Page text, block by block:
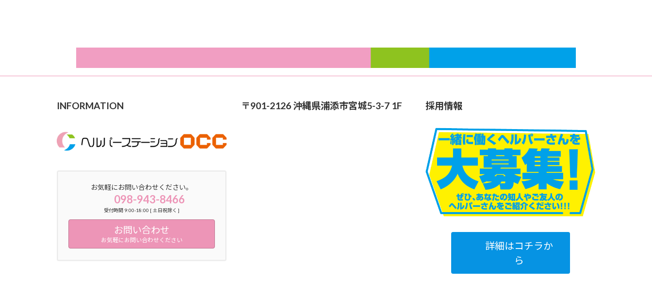
INFORMATION
お気軽にお問い合わせください。
098-943-8466
受付時間 9:00-18:00 [ 土日祝除く ]
お問い合わせ
お気軽にお問い合わせください
〒901-2126 沖縄県浦添市宮城5-3-7 1F 採用情報
詳細はコチラか
ら